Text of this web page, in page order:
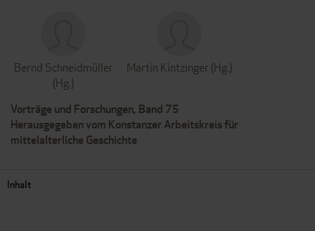
Bernd Schneidmüller
(Hg.)
Martin Kintzinger (Hg.)
Vorträge und Forschungen, Band 75
Herausgegeben vom Konstanzer Arbeitskreis für
mittelalterliche Geschichte
Inhalt